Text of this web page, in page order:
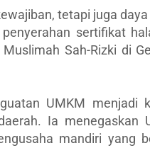
tetapi juga
sertifikat
Sah-Rizki di
UMKM menjadi
Ia
mandiri yang